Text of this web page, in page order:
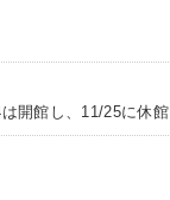
開館し、11/25に休館